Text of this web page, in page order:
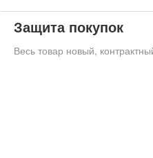
Защита покупок
Весь товар новый,